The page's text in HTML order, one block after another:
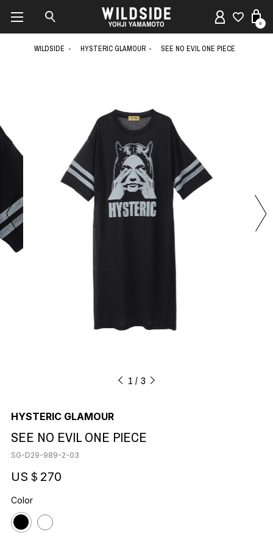
0
WILDSIDE HYSTERIC GLAMOUR SEE NO EVIL ONE PIECE
1 3
HYSTERIC GLAMOUR
SEE NO EVIL ONE PIECE
SG-D29-989-2-03
US＄270
Color